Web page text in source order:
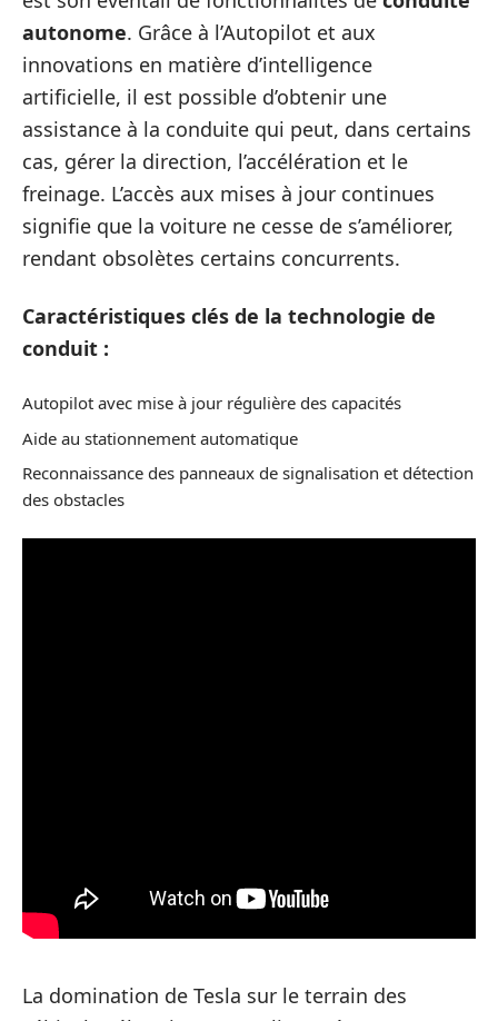
autonome. Grâce à l’Autopilot et aux
innovations en matière d’intelligence
artificielle, il est possible d’obtenir une
assistance à la conduite qui peut, dans certains
cas, gérer la direction, l’accélération et le
freinage. L’accès aux mises à jour continues
signifie que la voiture ne cesse de s’améliorer,
rendant obsolètes certains concurrents.
Caractéristiques clés de la technologie de
conduit :
Autopilot avec mise à jour régulière des capacités
Aide au stationnement automatique
Reconnaissance des panneaux de signalisation et détection
des obstacles
La domination de Tesla sur le terrain des